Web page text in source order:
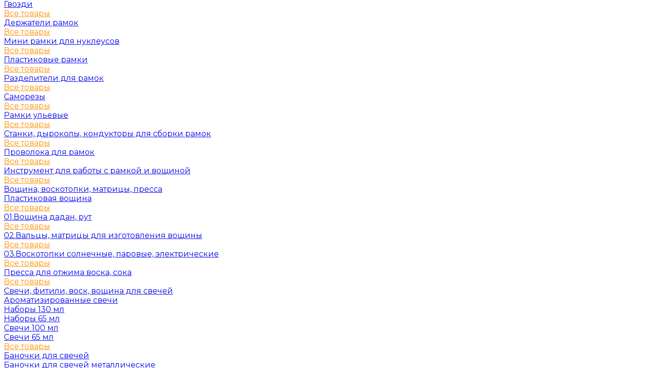
Гвозди
Все товары
Держатели рамок
Все товары
Мини рамки для нуклеусов
Все товары
Пластиковые рамки
Все товары
Разделители для рамок
Все товары
Саморезы
Все товары
Рамки ульевые
Все товары
Станки, дыроколы, кондукторы для сборки рамок
Все товары
Проволока для рамок
Все товары
Инструмент для работы с рамкой и вощиной
Все товары
Вощина, воскотопки, матрицы, пресса
Пластиковая вощина
Все товары
01.Вощина дадан, рут
Все товары
02.Вальцы, матрицы для изготовления вощины
Все товары
03.Воскотопки солнечные, паровые, электрические
Все товары
Пресса для отжима воска, сока
Все товары
Свечи, фитили, воск, вощина для свечей
Ароматизированные свечи
Наборы 130 мл
Наборы 65 мл
Свечи 100 мл
Свечи 65 мл
Все товары
Баночки для свечей
Баночки для свечей металлические